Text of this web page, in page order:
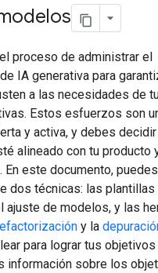
proceso de administrar el
IA generativa para
a las necesidades de
Estos esfuerzos son
y activa, y debes
alineado con tu producto
En este documento,
dos técnicas: las plantillas
ajuste de modelos, y las
y la
para lograr tus objetivos
información sobre los